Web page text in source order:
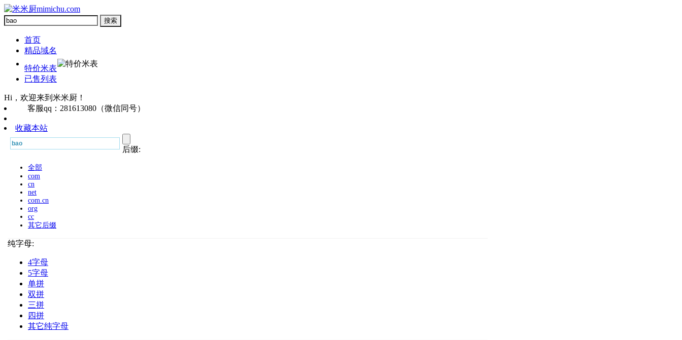
首页
精品域名
特价米表
已售列表
Hi，欢迎来到米米厨！
客服qq：281613080（微信同号）
收藏本站
后缀:
全部
com
cn
net
com.cn
org
cc
其它后缀
纯字母:
4字母
5字母
单拼
双拼
三拼
四拼
其它纯字母